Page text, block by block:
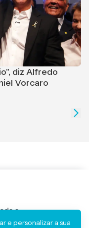
diz Alfredo
Vorcaro
e
acontecimentos
e personalizar a sua